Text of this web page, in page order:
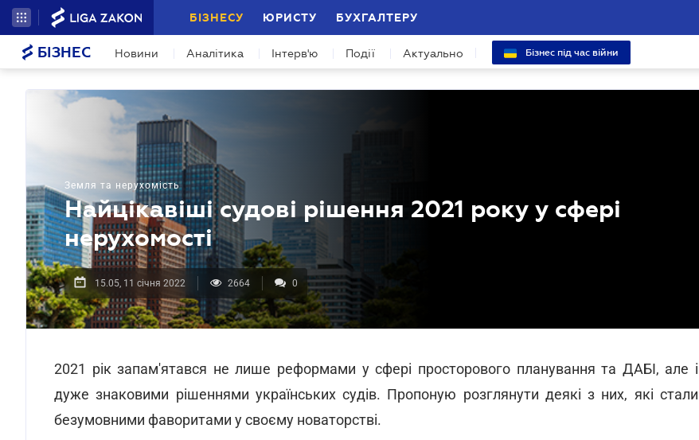
БІЗНЕСУ ЮРИСТУ БУХГАЛТЕРУ
БІЗНЕС Новини Аналітика Інтерв'ю Події Актуально Бізнес під час війни
Земля та нерухомість
Найцікавіші судові рішення 2021 року у сфері
нерухомості
15.05, 11 січня 2022 2664 0
2021 рік запам'ятався не лише реформами у сфері просторового планування та ДАБІ, але і
дуже знаковими рішеннями українських судів. Пропоную розглянути деякі з них, які стали
безумовними фаворитами у своєму новаторстві.